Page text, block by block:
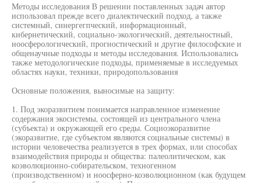
Методы исследования В решении поставленных задач автор
использовал прежде всего диалектический подход, а также
системный, синергегпческий, информационный,
кибернетический, социально-экологический, деятельностный,
ноосферологический, прогностический и другие философские и
общенаучные подходы и методы исследования. Использовались
также методологические подходы, применяемые в исследуемых
областях науки, техники, природопользования
Основные положения, выносимые на защиту:
1. Под экоразвитием понимается направленное изменение
содержания экосистемы, состоящей из центрального члена
(субъекта) и окружающей его среды. Социоэкоразвитие
(экоразвитие, где субъектом являются социальные системы) в
истории человечества реализуется в трех формах, или способах
взаимодействия природы и общества: палеолитическом, как
коэволюционно-собирательском, техногенном
(производственном) и ноосферно-коэволюционном (как будущем